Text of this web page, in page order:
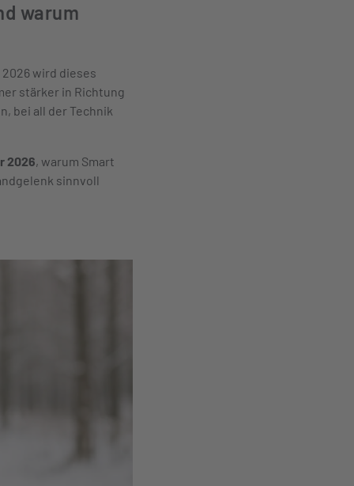
warum
wird dieses
stärker in Richtung
bei all der Technik
2026, warum Smart
sinnvoll